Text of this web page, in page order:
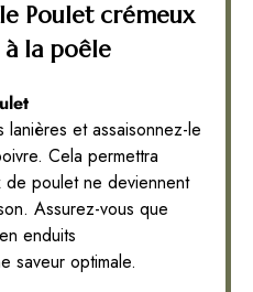
Poulet crémeux
la poêle
et assaisonnez-le
Cela permettra
de poulet ne deviennent
Assurez-vous que
enduits
saveur optimale.